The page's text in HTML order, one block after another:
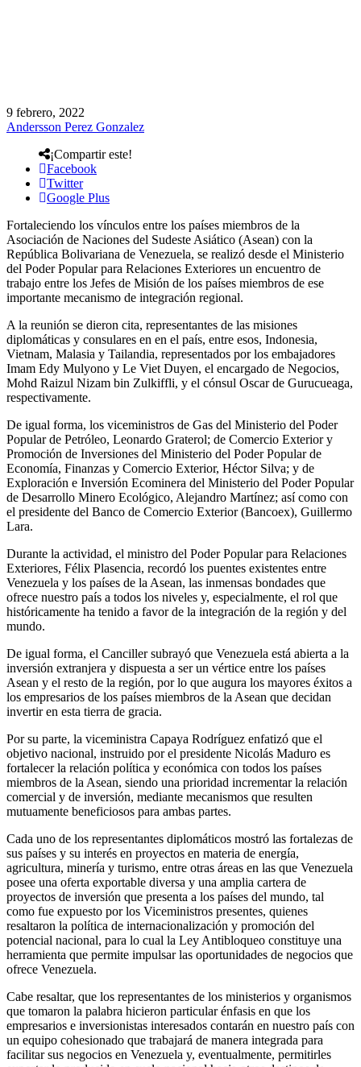
9 febrero, 2022
Andersson Perez Gonzalez
¡Compartir este!
Facebook
Twitter
Google Plus
Fortaleciendo los vínculos entre los países miembros de la
Asociación de Naciones del Sudeste Asiático (Asean) con la
República Bolivariana de Venezuela, se realizó desde el Ministerio
del Poder Popular para Relaciones Exteriores un encuentro de
trabajo entre los Jefes de Misión de los países miembros de ese
importante mecanismo de integración regional.
A la reunión se dieron cita, representantes de las misiones
diplomáticas y consulares en en el país, entre esos, Indonesia,
Vietnam, Malasia y Tailandia, representados por los embajadores
Imam Edy Mulyono y Le Viet Duyen, el encargado de Negocios,
Mohd Raizul Nizam bin Zulkiffli, y el cónsul Oscar de Gurucueaga,
respectivamente.
De igual forma, los viceministros de Gas del Ministerio del Poder
Popular de Petróleo, Leonardo Graterol; de Comercio Exterior y
Promoción de Inversiones del Ministerio del Poder Popular de
Economía, Finanzas y Comercio Exterior, Héctor Silva; y de
Exploración e Inversión Ecominera del Ministerio del Poder Popular
de Desarrollo Minero Ecológico, Alejandro Martínez; así como con
el presidente del Banco de Comercio Exterior (Bancoex), Guillermo
Lara.
Durante la actividad, el ministro del Poder Popular para Relaciones
Exteriores, Félix Plasencia, recordó los puentes existentes entre
Venezuela y los países de la Asean, las inmensas bondades que
ofrece nuestro país a todos los niveles y, especialmente, el rol que
históricamente ha tenido a favor de la integración de la región y del
mundo.
De igual forma, el Canciller subrayó que Venezuela está abierta a la
inversión extranjera y dispuesta a ser un vértice entre los países
Asean y el resto de la región, por lo que augura los mayores éxitos a
los empresarios de los países miembros de la Asean que decidan
invertir en esta tierra de gracia.
Por su parte, la viceministra Capaya Rodríguez enfatizó que el
objetivo nacional, instruido por el presidente Nicolás Maduro es
fortalecer la relación política y económica con todos los países
miembros de la Asean, siendo una prioridad incrementar la relación
comercial y de inversión, mediante mecanismos que resulten
mutuamente beneficiosos para ambas partes.
Cada uno de los representantes diplomáticos mostró las fortalezas de
sus países y su interés en proyectos en materia de energía,
agricultura, minería y turismo, entre otras áreas en las que Venezuela
posee una oferta exportable diversa y una amplia cartera de
proyectos de inversión que presenta a los países del mundo, tal
como fue expuesto por los Viceministros presentes, quienes
resaltaron la política de internacionalización y promoción del
potencial nacional, para lo cual la Ley Antibloqueo constituye una
herramienta que permite impulsar las oportunidades de negocios que
ofrece Venezuela.
Cabe resaltar, que los representantes de los ministerios y organismos
que tomaron la palabra hicieron particular énfasis en que los
empresarios e inversionistas interesados contarán en nuestro país con
un equipo cohesionado que trabajará de manera integrada para
facilitar sus negocios en Venezuela y, eventualmente, permitirles